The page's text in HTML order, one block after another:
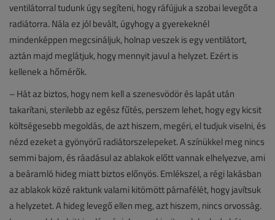
ventilátorral tudunk úgy segíteni, hogy ráfújjuk a szobai levegőt a
radiátorra. Nála ez jól bevált, úgyhogy a gyerekeknél
mindenképpen megcsináljuk, holnap veszek is egy ventilátort,
aztán majd meglátjuk, hogy mennyit javul a helyzet. Ezért is
kellenek a hőmérők.
– Hát az biztos, hogy nem kell a szenesvödör és lapát után
takarítani, sterilebb az egész fűtés, perszem lehet, hogy egy kicsit
költségesebb megoldás, de azt hiszem, megéri, el tudjuk viselni, és
nézd ezeket a gyönyörű radiátorszelepeket. A színükkel meg nincs
semmi bajom, és ráadásul az ablakok előtt vannak elhelyezve, ami
a beáramló hideg miatt biztos előnyös. Emlékszel, a régi lakásban
az ablakok közé raktunk valami kitömött párnafélét, hogy javítsuk
a helyzetet. A hideg levegő ellen meg, azt hiszem, nincs orvosság.